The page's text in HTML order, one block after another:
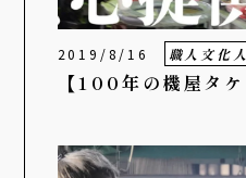
2019/8/16 職人文化
【100年の機屋タ